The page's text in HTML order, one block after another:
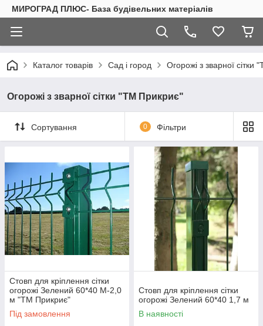
МИРОГРАД ПЛЮС- База будівельних матеріалів
Каталог товарів Сад і город Огорожі з зварної сітки
Огорожі з зварної сітки "ТМ Прикриє"
Сортування 0 Фільтри
Стовп для кріплення сітки
огорожі Зелений 60*40 М-2,0
м "ТМ Прикриє"
Під замовлення
Стовп для кріплення сітки
огорожі Зелений 60*40 1,7 м
В наявності